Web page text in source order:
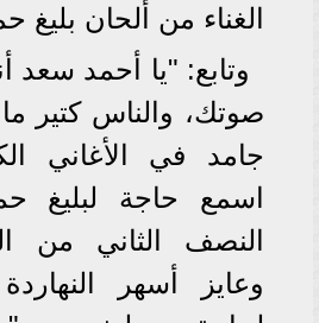
الغناء من ألحان بليغ
وتابع: "يا أحمد سعد
صوتك، والناس كتير
جامد في الأغاني
اسمع حاجة لبليغ
النصف الثاني من
وعايز أسهر